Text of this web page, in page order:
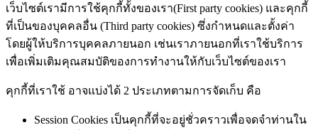
เว็บไซต์เรามีการใช้คุกกี้ทั้งของเรา(First party cookies) และคุกกี้
ที่เป็นของบุคคลอื่น (Third party cookies) ซึ่งกำหนดและตั้งค่า
โดยผู้ให้บริการบุคคลภายนอก เช่นเราภายนอกที่เราใช้บริการ
เพื่อเพิ่มเติมคุณสมบัติของการทำงานให้กับเว็บไซต์ของเรา
คุกกี้ที่เราใช้ อาจแบ่งได้ 2 ประเภทตามการจัดเก็บ คือ
Session Cookies เป็นคุกกี้ที่จะอยู่ชั่วคราวเพื่อจดจำท่านใน